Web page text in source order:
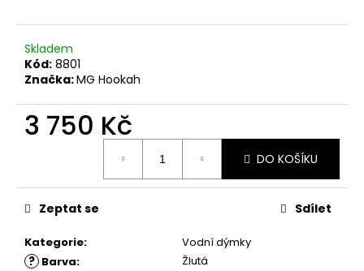
Skladem
Kód: 8801
Značka:MG Hookah
3 750 Kč
DO KOŠÍKU
Kategorie: Vodní dýmky
? Barva: Žlutá
Zeptat se Sdílet